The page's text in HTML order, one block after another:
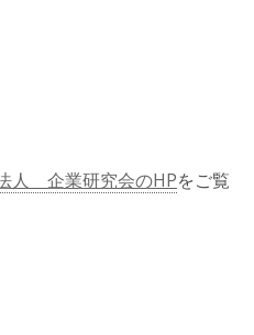
人 企業研究会のHPをご覧